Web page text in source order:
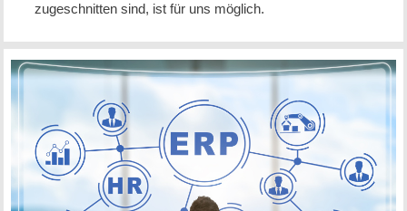
zugeschnitten sind, ist für uns möglich.